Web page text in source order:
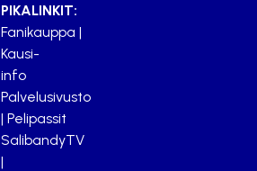
PIKALINKIT:
Fanikauppa |
Kausi-
info
Palvelusivusto
| Pelipassit
SalibandyTV
|